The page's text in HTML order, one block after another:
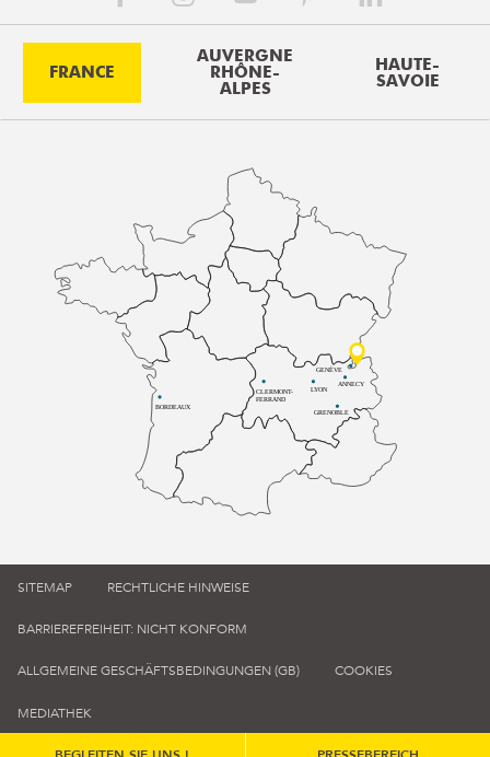
FRANCE
AUVERGNE
RHÔNE-
ALPES
HAUTE-
SAVOIE
BORDEAUX
CLERMONT-
FERRAND
LYON
ANNECY
GRENOBLE
GENÈVE
SITEMAP RECHTLICHE HINWEISE
BARRIEREFREIHEIT: NICHT KONFORM
ALLGEMEINE GESCHÄFTSBEDINGUNGEN (GB) COOKIES
MEDIATHEK